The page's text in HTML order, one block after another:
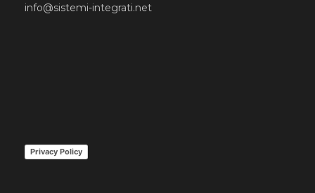
info@sistemi-integrati.net
Privacy Policy